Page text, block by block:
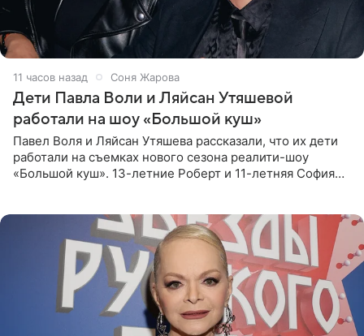
11 часов назад Соня Жарова
Дети Павла Воли и Ляйсан Утяшевой
работали на шоу «Большой куш»
Павел Воля и Ляйсан Утяшева рассказали, что их дети
работали на съемках нового сезона реалити-шоу
«Большой куш». 13-летние Роберт и 11-летняя София